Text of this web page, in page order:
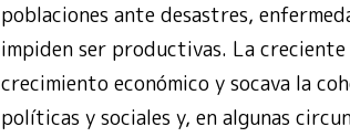
poblaciones ante desastres,
impiden ser productivas. La
crecimiento económico y socava la
políticas y sociales y, en algunas